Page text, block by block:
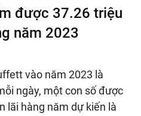
được 37.26 triệu
năm 2023
vào năm 2023 là
ngày, một con số được
lãi hàng năm dự kiến là